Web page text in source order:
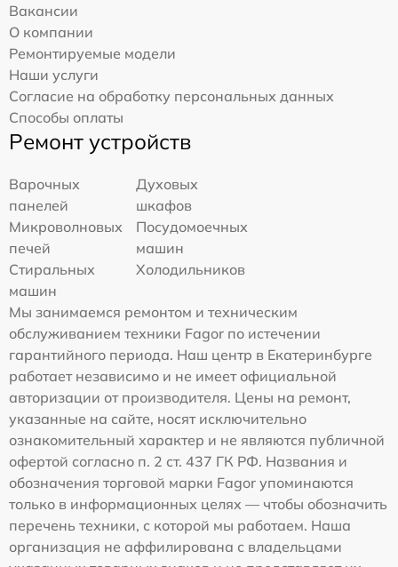
Вакансии
О компании
Ремонтируемые модели
Наши услуги
Согласие на обработку персональных данных
Способы оплаты
Ремонт устройств
Варочных
панелей
Духовых
шкафов
Микроволновых
печей
Посудомоечных
машин
Стиральных
машин
Холодильников
Мы занимаемся ремонтом и техническим
обслуживанием техники Fagor по истечении
гарантийного периода. Наш центр в Екатеринбурге
работает независимо и не имеет официальной
авторизации от производителя. Цены на ремонт,
указанные на сайте, носят исключительно
ознакомительный характер и не являются публичной
офертой согласно п. 2 ст. 437 ГК РФ. Названия и
обозначения торговой марки Fagor упоминаются
только в информационных целях — чтобы обозначить
перечень техники, с которой мы работаем. Наша
организация не аффилирована с владельцами